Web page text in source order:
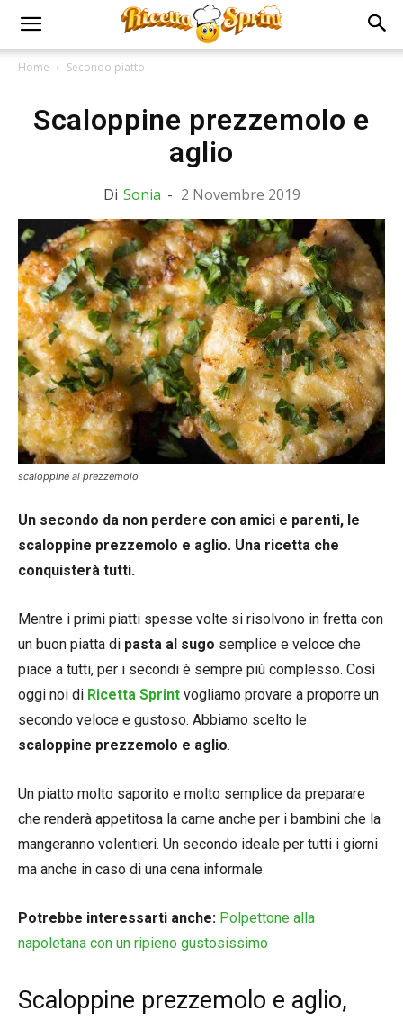
Home Secondo piatto
Scaloppine prezzemolo e
aglio
Di Sonia - 2 Novembre 2019
scaloppine al prezzemolo
Un secondo da non perdere con amici e parenti, le
scaloppine prezzemolo e aglio. Una ricetta che
conquisterà tutti.
Mentre i primi piatti spesse volte si risolvono in fretta con
un buon piatta di pasta al sugo semplice e veloce che
piace a tutti, per i secondi è sempre più complesso. Così
oggi noi di Ricetta Sprint vogliamo provare a proporre un
secondo veloce e gustoso. Abbiamo scelto le
scaloppine prezzemolo e aglio.
Un piatto molto saporito e molto semplice da preparare
che renderà appetitosa la carne anche per i bambini che la
mangeranno volentieri. Un secondo ideale per tutti i giorni
ma anche in caso di una cena informale.
Potrebbe interessarti anche: Polpettone alla
napoletana con un ripieno gustosissimo
Scaloppine prezzemolo e aglio,